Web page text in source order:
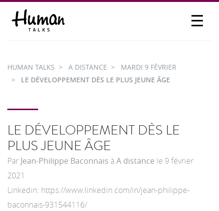
☰
PARTICIPER
HUMAN TALKS A DISTANCE
MARDI 9 FÉVRIER
LE DÉVELOPPEMENT DÈS LE PLUS JEUNE ÂGE
LE DÉVELOPPEMENT DÈS LE
PLUS JEUNE ÂGE
Par Jean-Philippe Baconnais à A distance le 9 février
2021
Linkedin: https://www.linkedin.com/in/jean-philippe-
baconnais-931544116/